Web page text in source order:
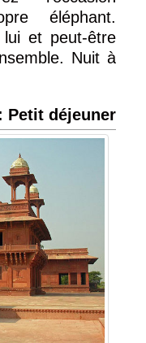
éléphant.
lui et peut-être
Nuit à
Petit déjeuner